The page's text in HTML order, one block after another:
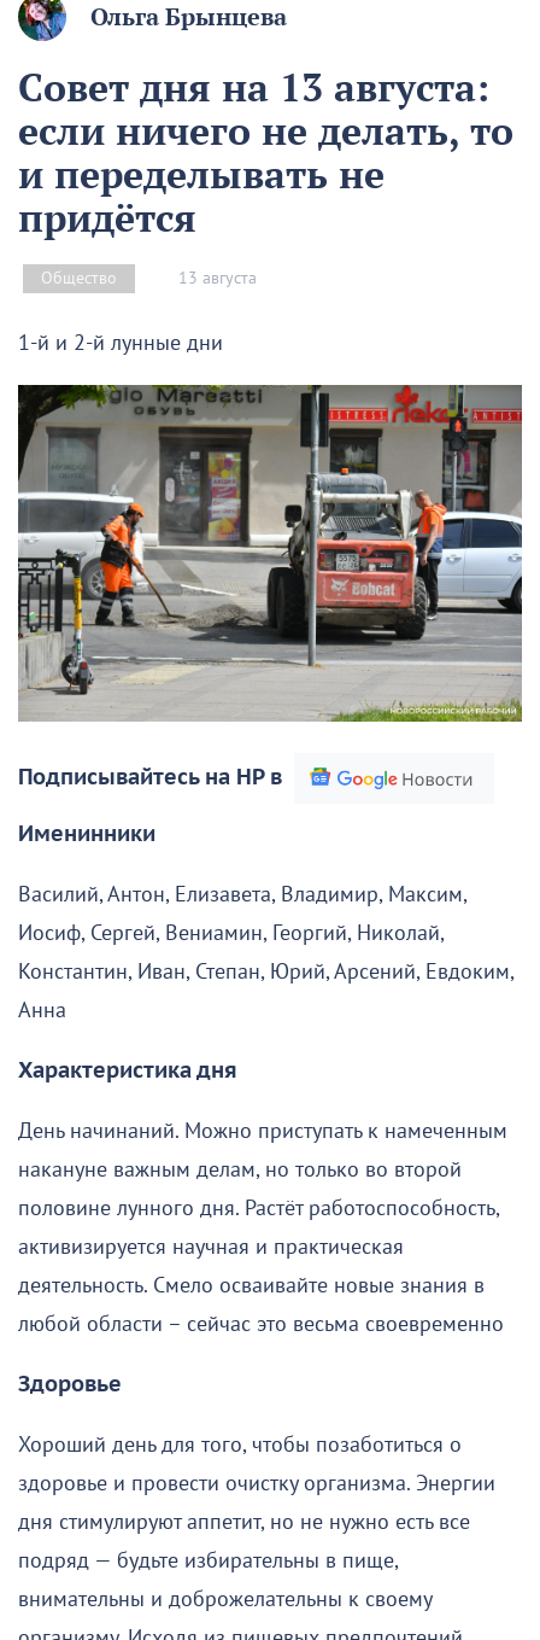
Ольга Брынцева
Совет дня на 13 августа:
если ничего не делать, то
и переделывать не
придётся
Общество 13 августа
1-й и 2-й лунные дни
Подписывайтесь на НР в
Именинники
Василий, Антон, Елизавета, Владимир, Максим,
Иосиф, Сергей, Вениамин, Георгий, Николай,
Константин, Иван, Степан, Юрий, Арсений, Евдоким,
Анна
Характеристика дня
День начинаний. Можно приступать к намеченным
накануне важным делам, но только во второй
половине лунного дня. Растёт работоспособность,
активизируется научная и практическая
деятельность. Смело осваивайте новые знания в
любой области – сейчас это весьма своевременно
Здоровье
Хороший день для того, чтобы позаботиться о
здоровье и провести очистку организма. Энергии
дня стимулируют аппетит, но не нужно есть все
подряд — будьте избирательны в пище,
внимательны и доброжелательны к своему